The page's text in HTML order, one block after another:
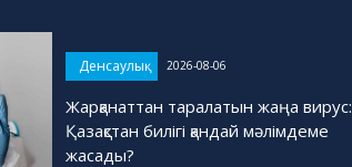
Денсаулық 2026-08-06
Жарқанаттан таралатын жаңа вирус:
Қазақстан билігі қандай мәлімдеме
жасады?